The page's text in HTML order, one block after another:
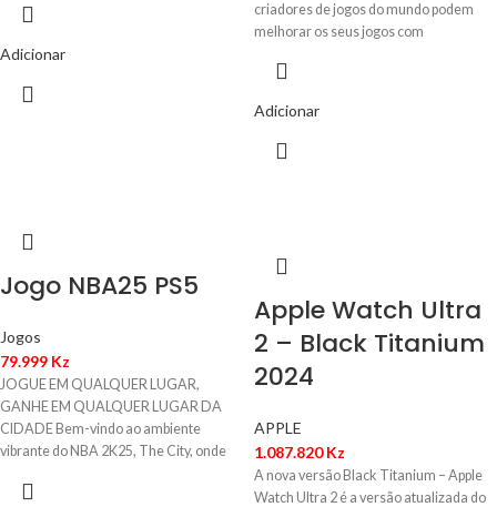
nunca. Os aprimoramentos
permitiram animações nunca
antes vistas.
Adicionar
criadores de jogos do mundo podem
melhorar os seus jogos com
Adicionar
Jogo NBA25 PS5
Jogos
79.999 Kz
JOGUE EM QUALQUER LUGAR,
GANHE EM QUALQUER LUGAR DA
CIDADE Bem-vindo ao ambiente
vibrante do NBA 2K25, The City, onde
Apple Watch Ultra
2 – Black Titanium
2024
APPLE
1.087.820Kz
A nova versão Black Titanium – Apple
Watch Ultra 2 é a versão atualizada do